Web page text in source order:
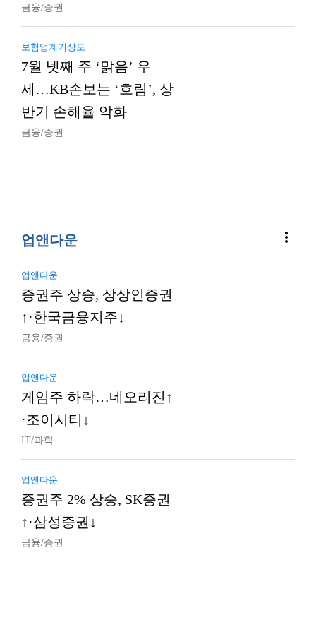
금융/증권
보험업계기상도
7월 넷째 주 ‘맑음’ 우
세…KB손보는 ‘흐림’, 상
반기 손해율 악화
금융/증권
업앤다운 more_vert
업앤다운
증권주 상승, 상상인증권
↑·한국금융지주↓
금융/증권
업앤다운
게임주 하락…네오리진↑
·조이시티↓
IT/과학
업앤다운
증권주 2% 상승, SK증권
↑·삼성증권↓
금융/증권